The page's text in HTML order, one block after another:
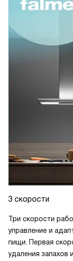
3 скорости
Три скорости
управление и
пищи. Первая
удаления запахов